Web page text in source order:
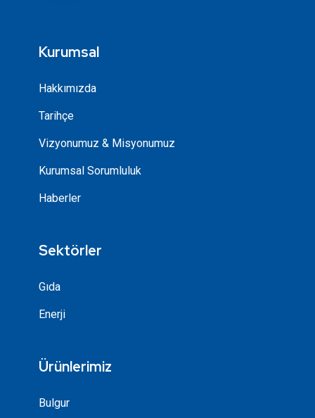
Kurumsal
Hakkımızda
Tarihçe
Vizyonumuz & Misyonumuz
Kurumsal Sorumluluk
Haberler
Sektörler
Gıda
Enerji
Ürünlerimiz
Bulgur